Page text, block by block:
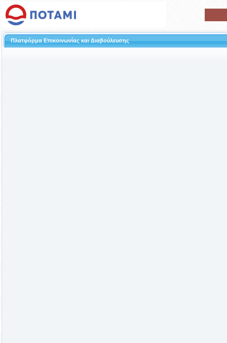
Πλατφόρμα Επικοινωνίας και Διαβούλευσης